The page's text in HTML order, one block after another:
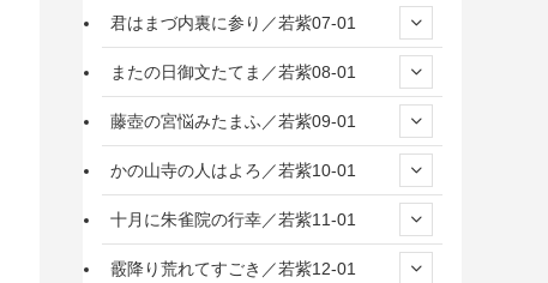
君はまづ内裏に参り／若紫07-01
またの日御文たてま／若紫08-01
藤壺の宮悩みたまふ／若紫09-01
かの山寺の人はよろ／若紫10-01
十月に朱雀院の行幸／若紫11-01
霰降り荒れてすごき／若紫12-01